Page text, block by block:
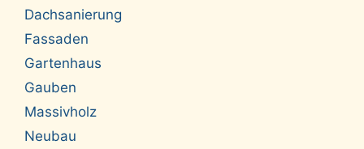
Dachsanierung
Fassaden
Gartenhaus
Gauben
Massivholz
Neubau